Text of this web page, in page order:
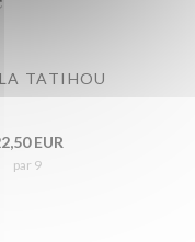
TATIHOU
EUR
par 9